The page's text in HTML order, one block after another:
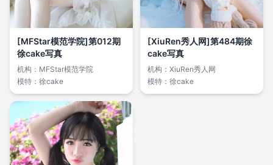
[MFStar模范学院]第012期
徐cake写真
机构： MFStar模范学院
模特： 徐cake
[XiuRen秀人网]第484期徐
cake写真
机构： XiuRen秀人网
模特： 徐cake